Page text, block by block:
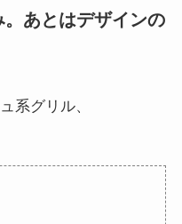
あとはデザインの
系グリル、